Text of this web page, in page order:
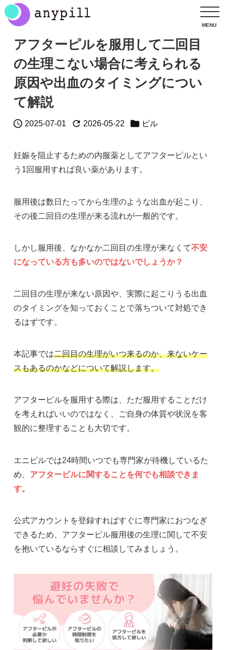
アフターピルを服用して二回目
の生理こない場合に考えられる
原因や出血のタイミングについ
て解説
 2025-07-01  2026-05-22  ピル
妊娠を阻止するための内服薬としてアフターピルとい
う1回服用すれば良い薬があります。
服用後は数日たってから生理のような出血が起こり、
その後二回目の生理が来る流れが一般的です。
しかし服用後、なかなか二回目の生理が来なくて不安
になっている方も多いのではないでしょうか？
二回目の生理が来ない原因や、実際に起こりうる出血
のタイミングを知っておくことで落ちついて対処でき
るはずです。
本記事では二回目の生理がいつ来るのか、来ないケー
スもあるのかなどについて解説します。
アフターピルを服用する際は、ただ服用することだけ
を考えればいいのではなく、ご自身の体質や状況を客
観的に整理することも大切です。
エニピルでは24時間いつでも専門家が待機しているた
め、 アフターピルに関することを何でも相談できま
す。
公式アカウントを登録すればすぐに専門家におつなぎ
できるため、アフターピル服用後の生理に関して不安
を抱いているならすぐに相談してみましょう。